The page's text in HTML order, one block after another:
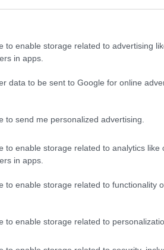
to enable storage related to advertising
in apps.
data to be sent to Google for online
to send me personalized advertising.
to enable storage related to analytics like
in apps.
to enable storage related to functionality
to enable storage related to